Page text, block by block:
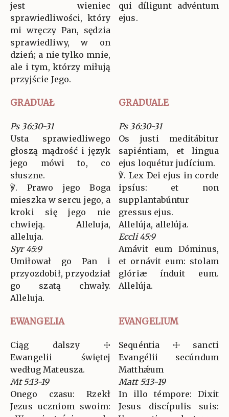
jest wieniec
sprawiedliwości, który
mi wręczy Pan, sędzia
sprawiedliwy, w on
dzień; a nie tylko mnie,
ale i tym, którzy miłują
przyjście Jego.
qui díligunt advéntum
ejus.
GRADUAŁ GRADUALE
Ps 36:30-31
Usta sprawiedliwego
głoszą mądrość i język
jego mówi to, co
słuszne.
℣. Prawo jego Boga
mieszka w sercu jego, a
kroki się jego nie
chwieją. Alleluja,
alleluja.
Syr 45:9
Umiłował go Pan i
przyozdobił, przyodział
go szatą chwały.
Alleluja.
Ps 36:30-31
Os justi meditábitur
sapiéntiam, et lingua
ejus loquétur judícium.
℣. Lex Dei ejus in corde
ipsíus: et non
supplantabúntur
gressus ejus.
Allelúja, allelúja.
Eccli 45:9
Amávit eum Dóminus,
et ornávit eum: stolam
glóriæ índuit eum.
Allelúja.
EWANGELIA EVANGELIUM
Ciąg dalszy ☩
Ewangelii świętej
według Mateusza.
Mt 5:13-19
Onego czasu: Rzekł
Jezus uczniom swoim:
Sequéntia ☩ sancti
Evangélii secúndum
Matthǽum
Matt 5:13-19
In illo témpore: Dixit
Jesus discípulis suis: